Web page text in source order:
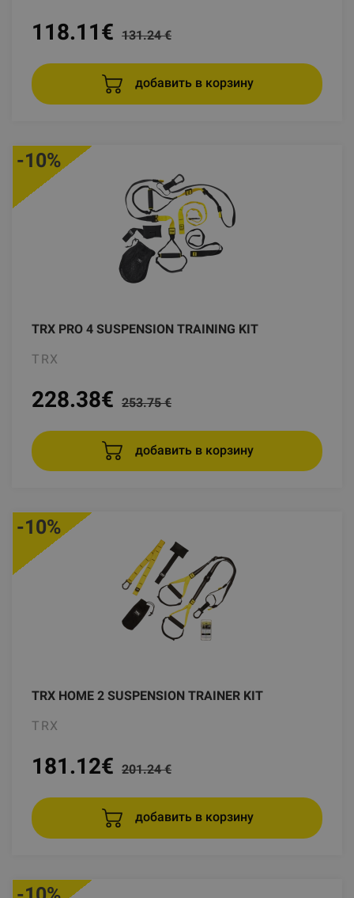
118.11€ 131.24 €
добавить в корзину
TRX PRO 4 SUSPENSION TRAINING KIT
TRX
-10%
228.38€ 253.75 €
добавить в корзину
TRX HOME 2 SUSPENSION TRAINER KIT
TRX
-10%
181.12€ 201.24 €
добавить в корзину